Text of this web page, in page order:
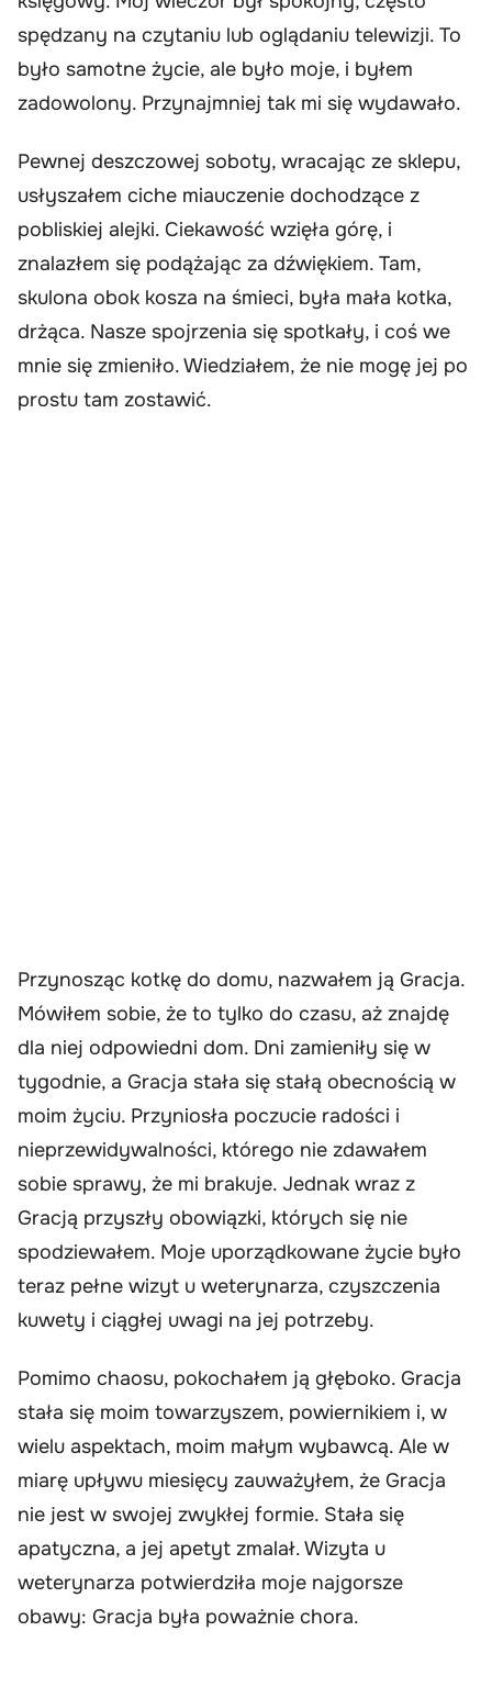
spędzany na czytaniu lub oglądaniu telewizji. To
było samotne życie, ale było moje, i byłem
zadowolony. Przynajmniej tak mi się wydawało.
Pewnej deszczowej soboty, wracając ze sklepu,
usłyszałem ciche miauczenie dochodzące z
pobliskiej alejki. Ciekawość wzięła górę, i
znalazłem się podążając za dźwiękiem. Tam,
skulona obok kosza na śmieci, była mała kotka,
drżąca. Nasze spojrzenia się spotkały, i coś we
mnie się zmieniło. Wiedziałem, że nie mogę jej po
prostu tam zostawić.
Przynosząc kotkę do domu, nazwałem ją Gracja.
Mówiłem sobie, że to tylko do czasu, aż znajdę
dla niej odpowiedni dom. Dni zamieniły się w
tygodnie, a Gracja stała się stałą obecnością w
moim życiu. Przyniosła poczucie radości i
nieprzewidywalności, którego nie zdawałem
sobie sprawy, że mi brakuje. Jednak wraz z
Gracją przyszły obowiązki, których się nie
spodziewałem. Moje uporządkowane życie było
teraz pełne wizyt u weterynarza, czyszczenia
kuwety i ciągłej uwagi na jej potrzeby.
Pomimo chaosu, pokochałem ją głęboko. Gracja
stała się moim towarzyszem, powiernikiem i, w
wielu aspektach, moim małym wybawcą. Ale w
miarę upływu miesięcy zauważyłem, że Gracja
nie jest w swojej zwykłej formie. Stała się
apatyczna, a jej apetyt zmalał. Wizyta u
weterynarza potwierdziła moje najgorsze
obawy: Gracja była poważnie chora.